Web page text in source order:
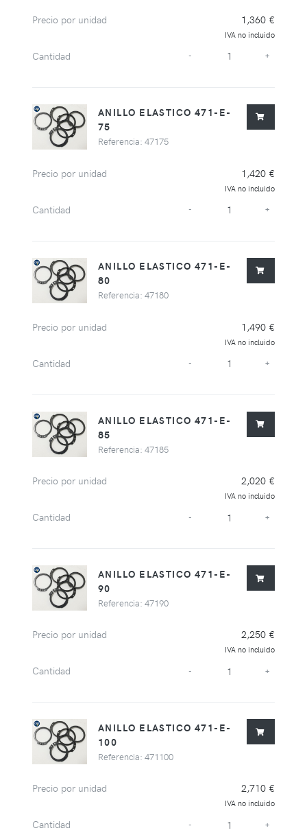
Precio por unidad 1,360 €
IVA no incluido
Cantidad - +
ANILLO ELASTICO 471-E-
75
Referencia: 47175
Precio por unidad 1,420 €
IVA no incluido
Cantidad - +
ANILLO ELASTICO 471-E-
80
Referencia: 47180
Precio por unidad 1,490 €
IVA no incluido
Cantidad - +
ANILLO ELASTICO 471-E-
85
Referencia: 47185
Precio por unidad 2,020 €
IVA no incluido
Cantidad - +
ANILLO ELASTICO 471-E-
90
Referencia: 47190
Precio por unidad 2,250 €
IVA no incluido
Cantidad - +
ANILLO ELASTICO 471-E-
100
Referencia: 471100
Precio por unidad 2,710 €
IVA no incluido
Cantidad - +